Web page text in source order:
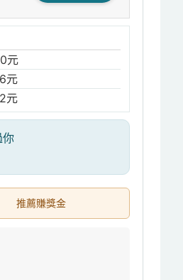
元
元
元
你
推薦賺獎金